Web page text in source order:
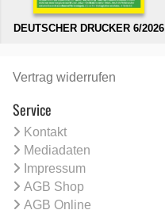
DEUTSCHER DRUCKER 6/2026
Vertrag widerrufen
Service
Kontakt
Mediadaten
Impressum
AGB Shop
AGB Online